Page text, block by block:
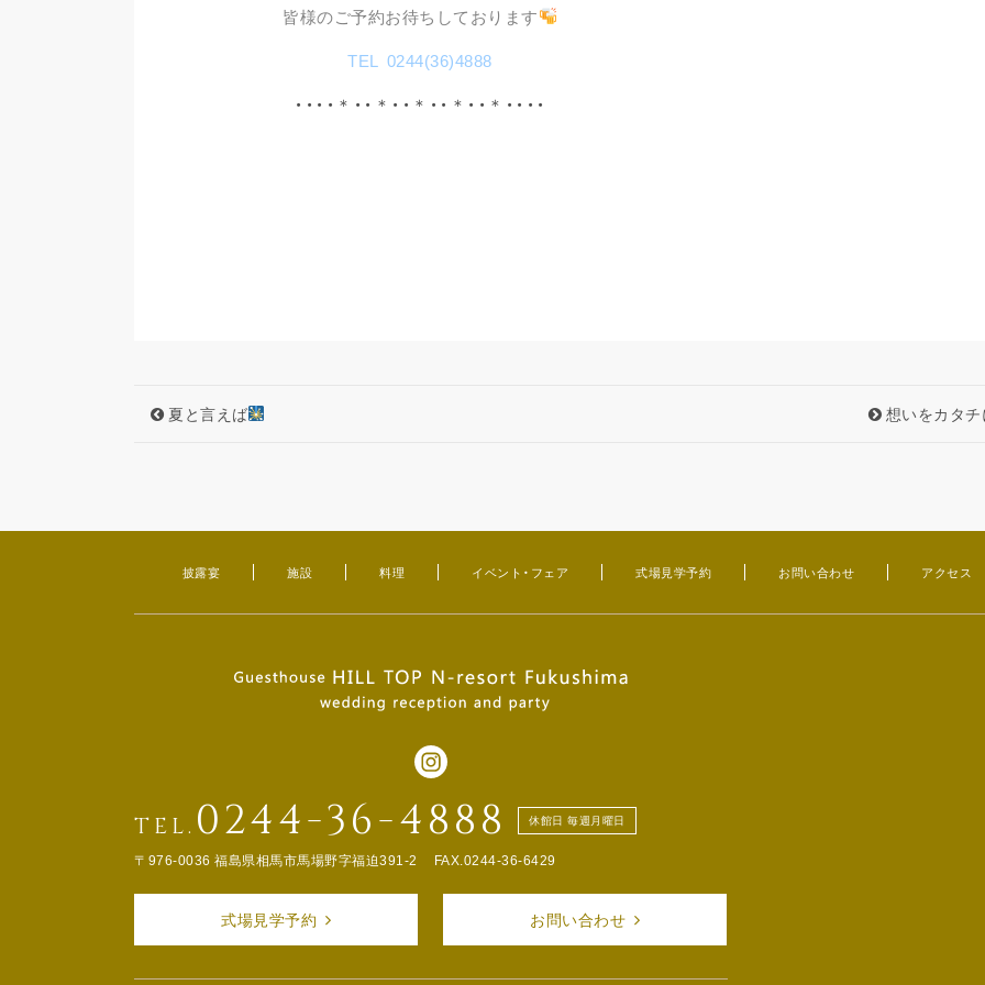
皆様のご予約お待ちしております
TEL 0244(36)4888
・・・・＊・・＊・・＊・・＊・・＊・・・・
夏と言えば 想いをカタチ
披露宴 施設 料理 イベント・フェア 式場見学予約 お問い合わせ アクセス
TEL. 0244-36-4888 休館日 毎週月曜日
〒976-0036 福島県相馬市馬場野字福迫391-2 FAX.0244-36-6429
式場見学予約 お問い合わせ